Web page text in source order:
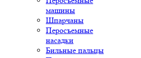
машины
Шпарчаны
Перосъемные
насадки
Бильные пальцы